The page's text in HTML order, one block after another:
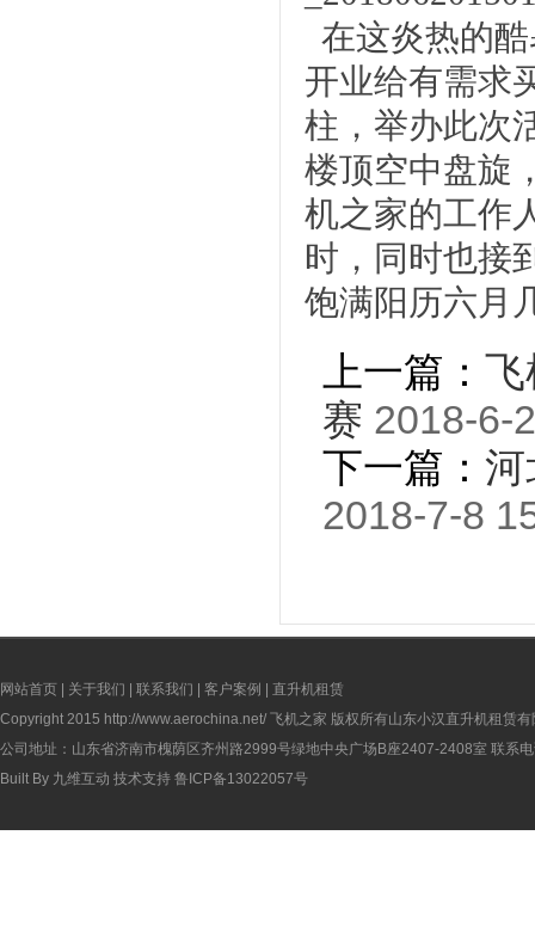
在这炎热的
开业给有需求
柱，举办此次
楼顶空中盘旋
机之家的工作
时 ， 同时也接
饱满阳历六月
上一篇： 飞
赛 2018-6-
下一篇：
2018-7-8
网站首页 关于我们 联系我们 客户案例
直升机租赁
Copyright 2015 http://www.aerochina.net/ 飞机之家 版权所有山东小汉直升机租赁有
公司地址：山东省济南市槐荫区齐州路2999号绿地中央广场B座2407-2408室 联系
Built By 九维互动 技术支持 鲁ICP备13022057号